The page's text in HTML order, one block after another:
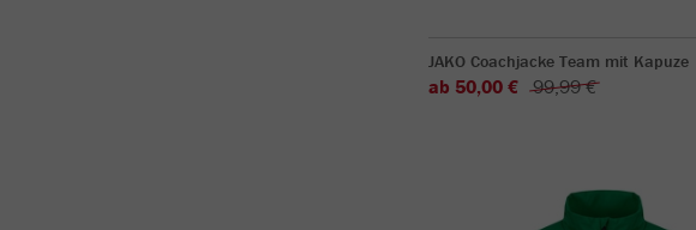
JAKO Coachjacke Team mit Kapuze
ab 50,00 € 99,99 €